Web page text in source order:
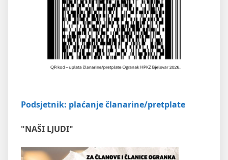
Podsjetnik: plaćanje članarine/pretplate
"NAŠI LJUDI"